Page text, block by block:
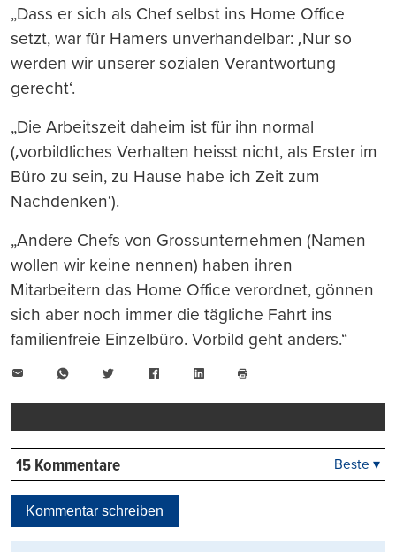
„Dass er sich als Chef selbst ins Home Office
setzt, war für Hamers unverhandelbar: ‚Nur so
werden wir unserer sozialen Verantwortung
gerecht‘.
„Die Arbeitszeit daheim ist für ihn normal
(‚vorbildliches Verhalten heisst nicht, als Erster im
Büro zu sein, zu Hause habe ich Zeit zum
Nachdenken‘).
„Andere Chefs von Grossunternehmen (Namen
wollen wir keine nennen) haben ihren
Mitarbeitern das Home Office verordnet, gönnen
sich aber noch immer die tägliche Fahrt ins
familienfreie Einzelbüro. Vorbild geht anders.“
WhatsAppTwitter FacebookLinkedIn
drucken
15 Kommentare
Kontrovers
Beste ▾
Kommentar schreiben